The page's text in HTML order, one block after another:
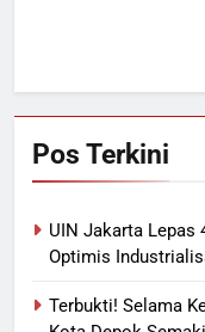
Pos Terkini
UIN Jakarta Lepas
Optimis
Terbukti! Selama